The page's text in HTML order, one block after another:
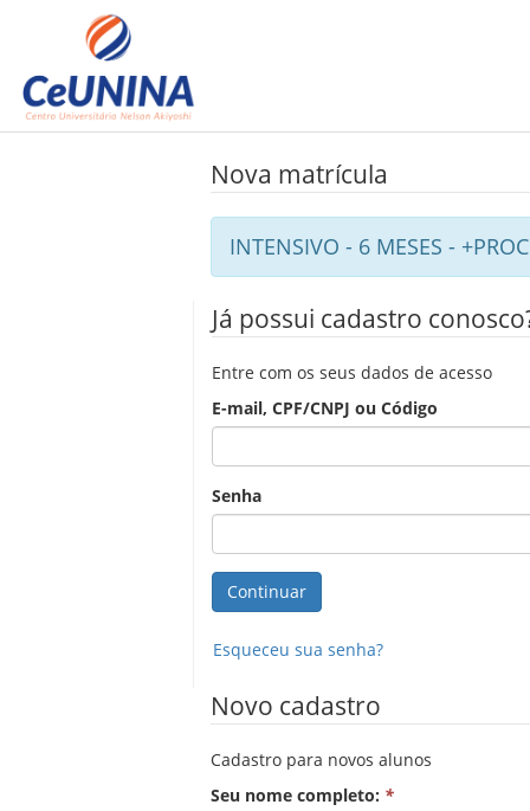
Nova matrícula
INTENSIVO - 6 MESES -
Já possui cadastro
Entre com os seus dados de acesso
E-mail, CPF/CNPJ ou Código
Senha
Esqueceu sua senha?
Novo cadastro
Cadastro para novos alunos
Seu nome completo: *